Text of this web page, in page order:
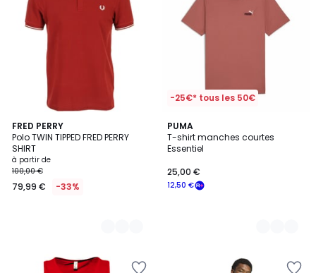
FRED PERRY
Polo TWIN TIPPED FRED PERRY
SHIRT
à partir de
100,00 €
79,99 € -33%
17
Couleurs
-25€* tous les 50€
PUMA
T-shirt manches courtes
Essentiel
12,50 €
25,00 €
5
Couleurs